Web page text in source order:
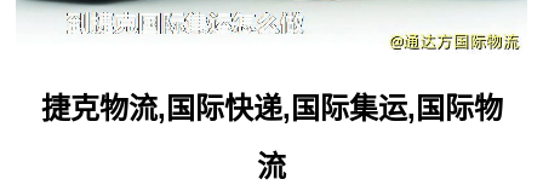
捷克物流,国际快递,国际集运,国际物
流